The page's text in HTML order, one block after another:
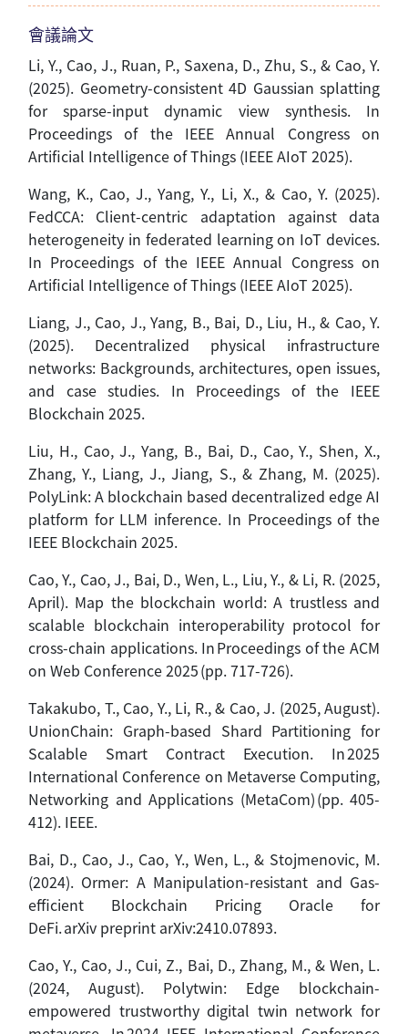
會議論文
Li, Y., Cao, J., Ruan, P., Saxena, D., Zhu, S., & Cao, Y.
(2025). Geometry-consistent 4D Gaussian splatting
for sparse-input dynamic view synthesis. In
Proceedings of the IEEE Annual Congress on
Artificial Intelligence of Things (IEEE AIoT 2025).
Wang, K., Cao, J., Yang, Y., Li, X., & Cao, Y. (2025).
FedCCA: Client-centric adaptation against data
heterogeneity in federated learning on IoT devices.
In Proceedings of the IEEE Annual Congress on
Artificial Intelligence of Things (IEEE AIoT 2025).
Liang, J., Cao, J., Yang, B., Bai, D., Liu, H., & Cao, Y.
(2025). Decentralized physical infrastructure
networks: Backgrounds, architectures, open issues,
and case studies. In Proceedings of the IEEE
Blockchain 2025.
Liu, H., Cao, J., Yang, B., Bai, D., Cao, Y., Shen, X.,
Zhang, Y., Liang, J., Jiang, S., & Zhang, M. (2025).
PolyLink: A blockchain based decentralized edge AI
platform for LLM inference. In Proceedings of the
IEEE Blockchain 2025.
Cao, Y., Cao, J., Bai, D., Wen, L., Liu, Y., & Li, R. (2025,
April). Map the blockchain world: A trustless and
scalable blockchain interoperability protocol for
cross-chain applications. In Proceedings of the ACM
on Web Conference 2025 (pp. 717-726).
Takakubo, T., Cao, Y., Li, R., & Cao, J. (2025, August).
UnionChain: Graph-based Shard Partitioning for
Scalable Smart Contract Execution. In 2025
International Conference on Metaverse Computing,
Networking and Applications (MetaCom) (pp. 405-
412). IEEE.
Bai, D., Cao, J., Cao, Y., Wen, L., & Stojmenovic, M.
(2024). Ormer: A Manipulation-resistant and Gas-
efficient Blockchain Pricing Oracle for
DeFi.arXiv preprint arXiv:2410.07893.
Cao, Y., Cao, J., Cui, Z., Bai, D., Zhang, M., & Wen, L.
(2024, August). Polytwin: Edge blockchain-
empowered trustworthy digital twin network for